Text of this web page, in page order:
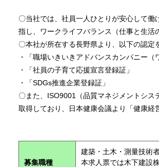
〇当社では、社員一人ひとりが安心して働
指し、ワークライフバランス（仕事と生活
〇本社が所在する長野県より、以下の認定
・「職場いきいきアドバンスカンパニー（
・「社員の子育て応援宣言登録証」
・「SDGs推進企業登録証」
〇また、ISO9001（品質マネジメントシ
取得しており、日本健康会議より「健康経
募集職種
建築・土木・測量技術
本求人票では木下建設